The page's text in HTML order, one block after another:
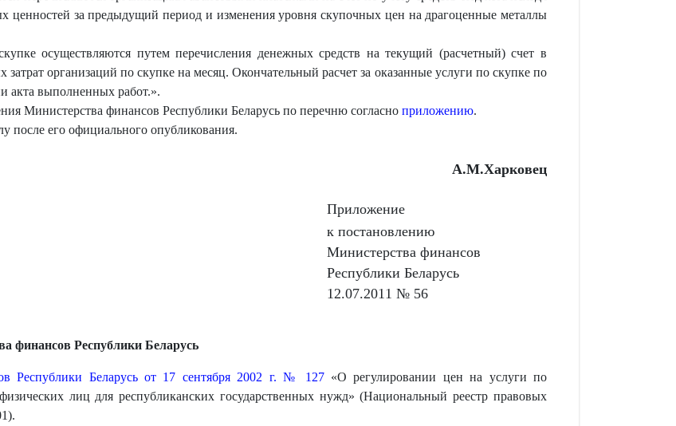
ценностей за предыдущий период и изменения уровня скупочных цен на драгоценные металлы
осуществляются путем перечисления денежных средств на текущий (расчетный) счет в
затрат организаций по скупке на месяц. Окончательный расчет за оказанные услуги по скупке по
акта выполненных работ.».
Министерства финансов Республики Беларусь по перечню согласно приложению.
после его официального опубликования.
А.М.Харковец
Приложение
к постановлению
Министерства финансов
Республики Беларусь
12.07.2011 № 56
финансов Республики Беларусь
Республики Беларусь от 17 сентября 2002 г. № 127«О регулировании цен на услуги по
лиц для республиканских государственных нужд» (Национальный реестр правовых